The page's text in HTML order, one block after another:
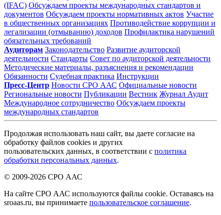
(IFAC) Обсуждаем проекты международных стандартов и
документов Обсуждаем проекты нормативных актов Участие
в общественных организациях Противодействие коррупции и
легализации (отмыванию) доходов Профилактика нарушений
обязательных требований
Аудиторам Законодательство Развитие аудиторской
деятельности Стандарты Совет по аудиторской деятельности
Методические материалы, разъяснения и рекомендации
Обязанности Судебная практика Инструкции
Пресс-Центр Новости СРО ААС Официальные новости
Региональные новости Публикации Вестник Журнал Аудит
Международное сотрудничество Обсуждаем проекты
международных стандартов
Продолжая использовать наш сайт, вы даете согласие на
обработку файлов cookies и других
пользовательских данных, в соответствии с политика
обработки персональных данных.
© 2009-2026 СРО ААС
На сайте СРО ААС используются файлы cookie. Оставаясь на
sroaas.ru, вы принимаете пользовательское соглашение.